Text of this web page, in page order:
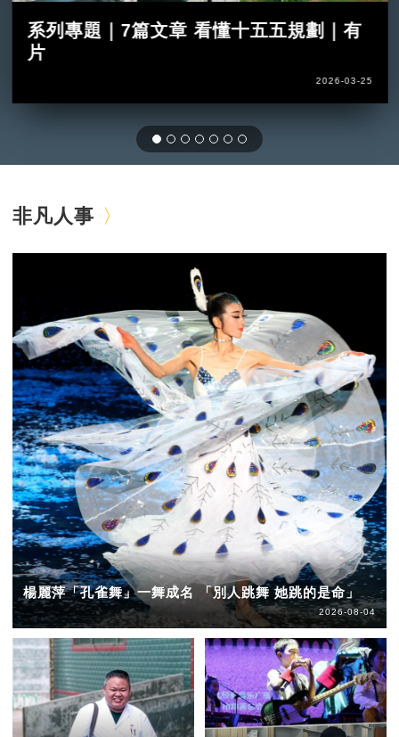
系列專題｜7篇文章 看懂十五五規劃｜有
片
2026-03-25
非凡人事
楊麗萍「孔雀舞」一舞成名 「別人跳舞 她跳的是命」
2026-08-04